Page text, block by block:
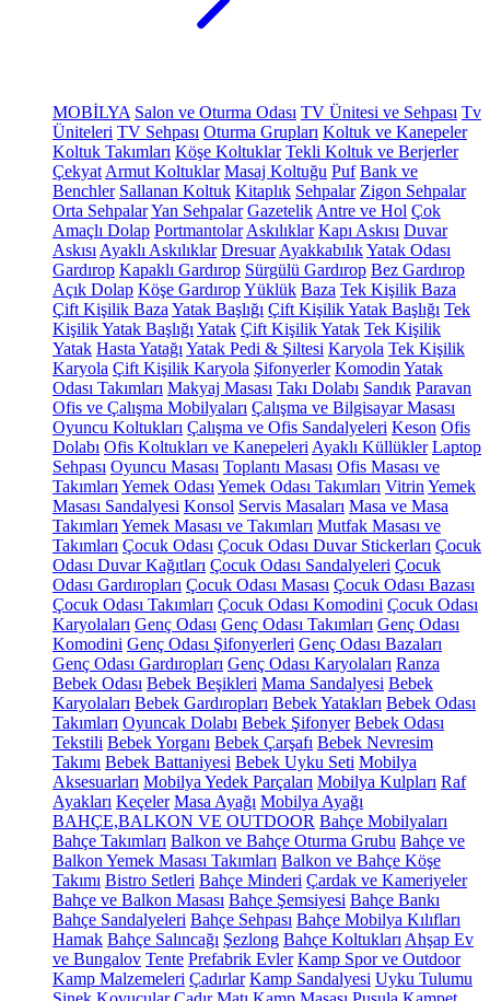
MOBİLYA Salon ve Oturma Odası TV Ünitesi ve Sehpası Tv
Üniteleri TV Sehpası Oturma Grupları Koltuk ve Kanepeler
Koltuk Takımları Köşe Koltuklar Tekli Koltuk ve Berjerler
Çekyat Armut Koltuklar Masaj Koltuğu Puf Bank ve
Benchler Sallanan Koltuk Kitaplık Sehpalar Zigon Sehpalar
Orta SehpalarYan Sehpalar Gazetelik Antre ve Hol Çok
Amaçlı Dolap Portmantolar Askılıklar Kapı Askısı Duvar
Askısı Ayaklı Askılıklar Dresuar AyakkabılıkYatak Odası
Gardırop Kapaklı Gardırop Sürgülü Gardırop Bez Gardırop
Açık Dolap Köşe GardıropYüklük Baza Tek Kişilik Baza
Çift Kişilik Baza Yatak Başlığı Çift Kişilik Yatak Başlığı Tek
Kişilik Yatak Başlığı Yatak Çift Kişilik Yatak Tek Kişilik
Yatak Hasta Yatağı Yatak Pedi & Şiltesi Karyola Tek Kişilik
Karyola Çift Kişilik Karyola Şifonyerler Komodin Yatak
Odası Takımları Makyaj Masası Takı Dolabı Sandık Paravan
Ofis ve Çalışma Mobilyaları Çalışma ve Bilgisayar Masası
Oyuncu Koltukları Çalışma ve Ofis Sandalyeleri Keson Ofis
Dolabı Ofis Koltukları ve Kanepeleri Ayaklı Küllükler Laptop
Sehpası Oyuncu Masası Toplantı Masası Ofis Masası ve
Takımları Yemek Odası Yemek Odası Takımları Vitrin Yemek
Masası Sandalyesi Konsol Servis Masaları Masa ve Masa
Takımları Yemek Masası ve Takımları Mutfak Masası ve
Takımları Çocuk Odası Çocuk Odası Duvar Stickerları Çocuk
Odası Duvar Kağıtları Çocuk Odası Sandalyeleri Çocuk
Odası Gardıropları Çocuk Odası Masası Çocuk Odası Bazası
Çocuk Odası Takımları Çocuk Odası Komodini Çocuk Odası
Karyolaları Genç Odası Genç Odası Takımları Genç Odası
Komodini Genç Odası Şifonyerleri Genç Odası Bazaları
Genç Odası Gardıropları Genç Odası Karyolaları Ranza
Bebek Odası Bebek Beşikleri Mama Sandalyesi Bebek
Karyolaları Bebek Gardıropları Bebek Yatakları Bebek Odası
Takımları Oyuncak Dolabı Bebek Şifonyer Bebek Odası
Tekstili Bebek Yorganı Bebek Çarşafı Bebek Nevresim
Takımı Bebek Battaniyesi Bebek Uyku Seti Mobilya
Aksesuarları Mobilya Yedek Parçaları Mobilya Kulpları Raf
Ayakları Keçeler Masa Ayağı Mobilya Ayağı
BAHÇE,BALKON VE OUTDOOR Bahçe Mobilyaları
Bahçe Takımları Balkon ve Bahçe Oturma Grubu Bahçe ve
Balkon Yemek Masası Takımları Balkon ve Bahçe Köşe
Takımı Bistro Setleri Bahçe Minderi Çardak ve Kameriyeler
Bahçe ve Balkon Masası Bahçe Şemsiyesi Bahçe Bankı
Bahçe Sandalyeleri Bahçe Sehpası Bahçe Mobilya Kılıfları
Hamak Bahçe Salıncağı Şezlong Bahçe Koltukları Ahşap Ev
ve Bungalov Tente Prefabrik Evler Kamp Spor ve Outdoor
Kamp Malzemeleri Çadırlar Kamp Sandalyesi Uyku Tulumu